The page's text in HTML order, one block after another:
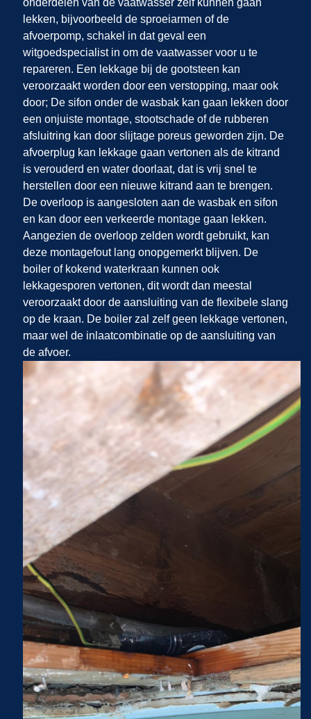
lekken, bijvoorbeeld de sproeiarmen of de
afvoerpomp, schakel in dat geval een
witgoedspecialist in om de vaatwasser voor u te
repareren. Een lekkage bij de gootsteen kan
veroorzaakt worden door een verstopping, maar ook
door; De sifon onder de wasbak kan gaan lekken door
een onjuiste montage, stootschade of de rubberen
afsluitring kan door slijtage poreus geworden zijn. De
afvoerplug kan lekkage gaan vertonen als de kitrand
is verouderd en water doorlaat, dat is vrij snel te
herstellen door een nieuwe kitrand aan te brengen.
De overloop is aangesloten aan de wasbak en sifon
en kan door een verkeerde montage gaan lekken.
Aangezien de overloop zelden wordt gebruikt, kan
deze montagefout lang onopgemerkt blijven. De
boiler of kokend waterkraan kunnen ook
lekkagesporen vertonen, dit wordt dan meestal
veroorzaakt door de aansluiting van de flexibele slang
op de kraan. De boiler zal zelf geen lekkage vertonen,
maar wel de inlaatcombinatie op de aansluiting van
de afvoer.